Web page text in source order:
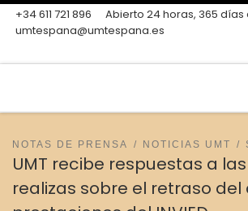
Skip to content
+34 611 721 896
Abierto 24 horas, 365 días
umtespana@umtespana.es
NOTAS DE PRENSA NOTICIAS UMT
UMT recibe respuestas a
realizas sobre el retraso